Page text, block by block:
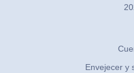
Envejecer y